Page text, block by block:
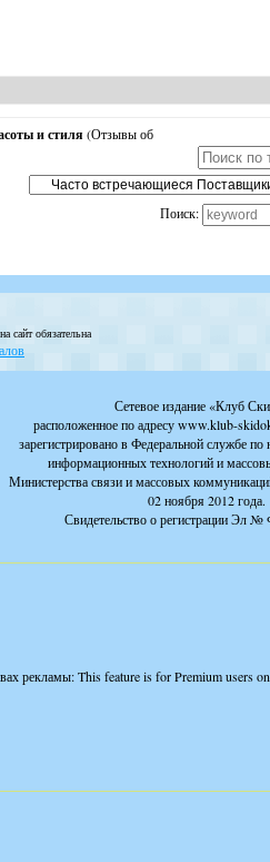
и стиля (Отзывы об
Поиск:
сайт обязательна
Сетевое издание «Клуб
расположенное по адресу www.klub-
зарегистрировано в Федеральной службе по
информационных технологий и
Министерства связи и массовых
02 ноября 2012 года.
Свидетельство о регистрации Эл
рекламы:This feature is for Premium users